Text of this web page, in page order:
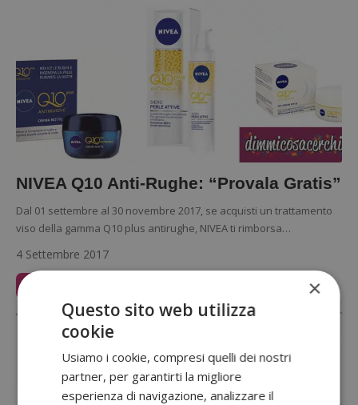
NIVEA Q10 Anti-Rughe: “Provala Gratis”
Dal 01 settembre al 30 novembre 2017, se acquisti un trattamento
viso della gamma Q10 plus antirughe, NIVEA ti rimborsa…
4 Settembre 2017
×
Questo sito web utilizza
cookie
Usiamo i cookie, compresi quelli dei nostri
partner, per garantirti la migliore
esperienza di navigazione, analizzare il